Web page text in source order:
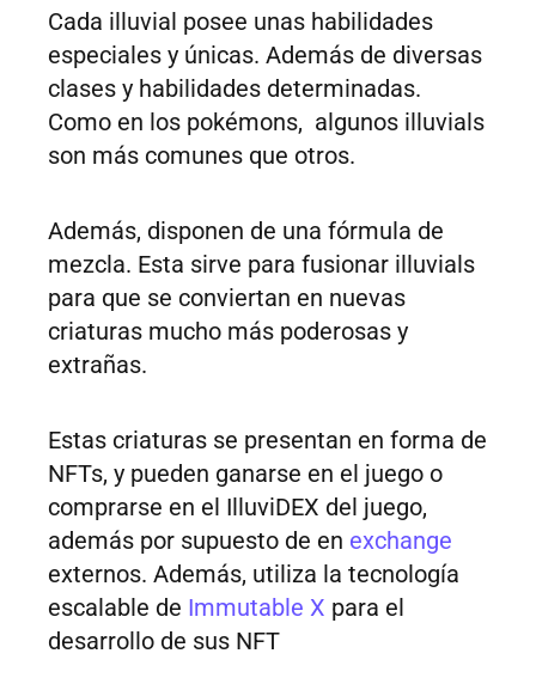
Cada illuvial posee unas habilidades
especiales y únicas. Además de diversas
clases y habilidades determinadas.
Como en los pokémons, algunos illuvials
son más comunes que otros.
Además, disponen de una fórmula de
mezcla. Esta sirve para fusionar illuvials
para que se conviertan en nuevas
criaturas mucho más poderosas y
extrañas.
Estas criaturas se presentan en forma de
NFTs, y pueden ganarse en el juego o
comprarse en el IlluviDEX del juego,
además por supuesto de en exchange
externos. Además, utiliza la tecnología
escalable de Immutable X para el
desarrollo de sus NFT